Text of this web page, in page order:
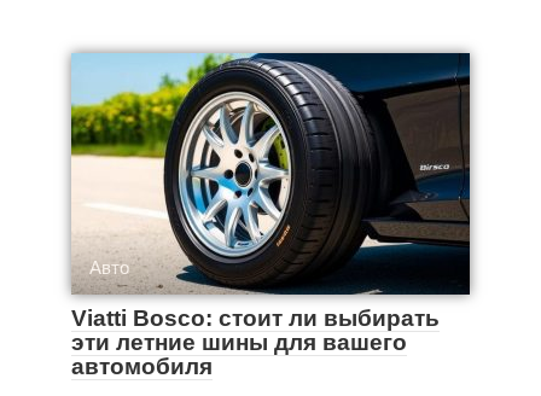
Авто
Viatti Bosco: стоит ли выбирать
эти летние шины для вашего
автомобиля